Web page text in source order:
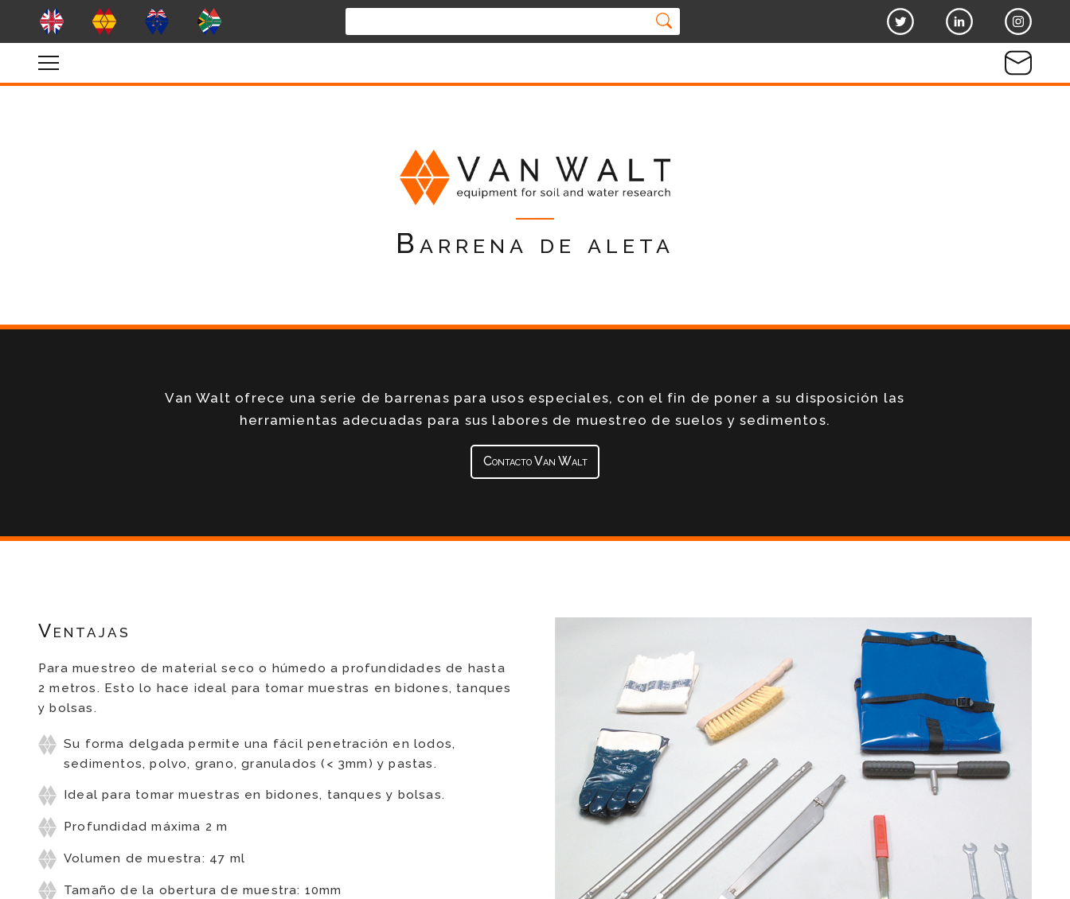
Barrena de aleta
Van Walt ofrece una serie de barrenas para usos especiales, con el fin de poner a su disposición las
herramientas adecuadas para sus labores de muestreo de suelos y sedimentos.
Contacto Van Walt
Ventajas
Para muestreo de material seco o húmedo a profundidades de hasta
2 metros. Esto lo hace ideal para tomar muestras en bidones, tanques
y bolsas.
Su forma delgada permite una fácil penetración en lodos,
sedimentos, polvo, grano, granulados (< 3mm) y pastas.
Ideal para tomar muestras en bidones, tanques y bolsas.
Profundidad máxima 2 m
Volumen de muestra: 47 ml
Tamaño de la obertura de muestra: 10mm